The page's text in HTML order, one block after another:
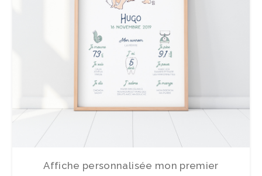
Affiche personnalisée mon premier